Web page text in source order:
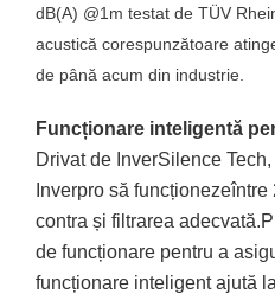
dB(A) @1m testat de TÜV
acustică corespunzătoare
de până acum din industrie.
Funcționare inteligentă
Drivat de InverSilence
Inverpro să
contra și filtrarea
de funcționare pentru a
funcționare inteligent ajută